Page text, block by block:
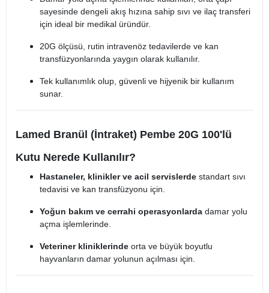
sayesinde dengeli akış hızına sahip sıvı ve ilaç transferi
için ideal bir medikal üründür.
20G ölçüsü, rutin intravenöz tedavilerde ve kan
transfüzyonlarında yaygın olarak kullanılır.
Tek kullanımlık olup, güvenli ve hijyenik bir kullanım
sunar.
Lamed Branül (İntraket) Pembe 20G 100'lü
Kutu Nerede Kullanılır?
Hastaneler, klinikler ve acil servislerde standart sıvı
tedavisi ve kan transfüzyonu için.
Yoğun bakım ve cerrahi operasyonlarda damar yolu
açma işlemlerinde.
Veteriner kliniklerinde orta ve büyük boyutlu
hayvanların damar yolunun açılması için.